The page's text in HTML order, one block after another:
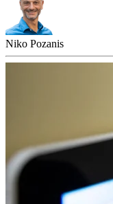
Niko Pozanis